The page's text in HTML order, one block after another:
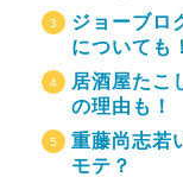
ジョーブロ
についても！
居酒屋たこ
の理由も！
重藤尚志若
モテ？